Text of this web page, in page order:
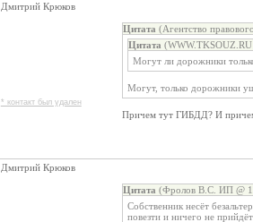
Дмитрий Крюков
* контакт был удален
Цитата (Агентство
Цитата
Могут ли дорожники
Могут, только дорожники
Причем тут ГИБДД? И причем
Дмитрий Крюков
Цитата (Фролов В.С. ИП @
Собственник несёт
повезти и ничего не